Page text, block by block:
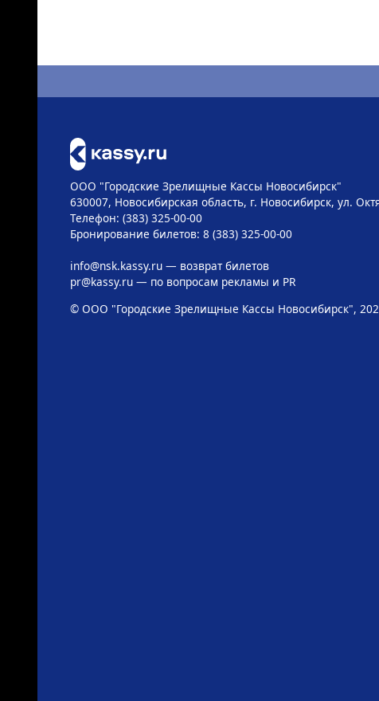
ООО "Городские Зрелищные Кассы Новосибирск"
630007, Новосибирская область, г. Новосибирск, ул.
Телефон: (383) 325-00-00
Бронирование билетов: 8 (383) 325-00-00
info@nsk.kassy.ru— возврат билетов
pr@kassy.ru— по вопросам рекламы и PR
© ООО "Городские Зрелищные Кассы Новосибирск",